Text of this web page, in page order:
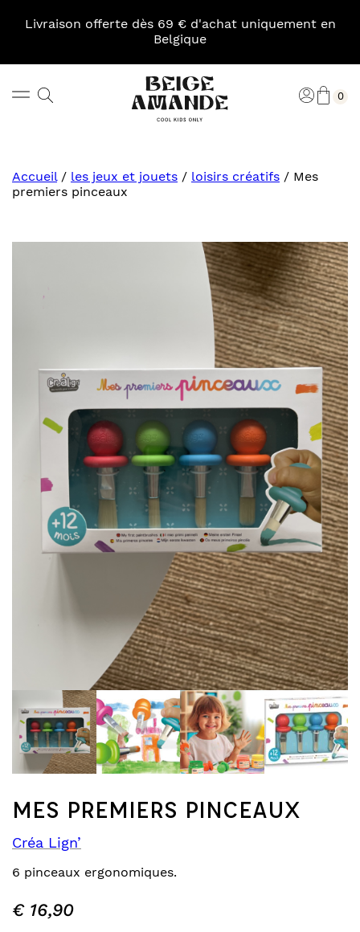
Livraison offerte dès 69 € d'achat uniquement en
Belgique
Rechercher 0
Accueil/ les jeux et jouets / loisirs créatifs / Mes
premiers pinceaux
MES PREMIERS PINCEAUX
Créa Lign’
6 pinceaux ergonomiques.
€16,90